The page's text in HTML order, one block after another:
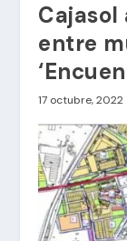
Cajasol
entre
17 octubre, 2022